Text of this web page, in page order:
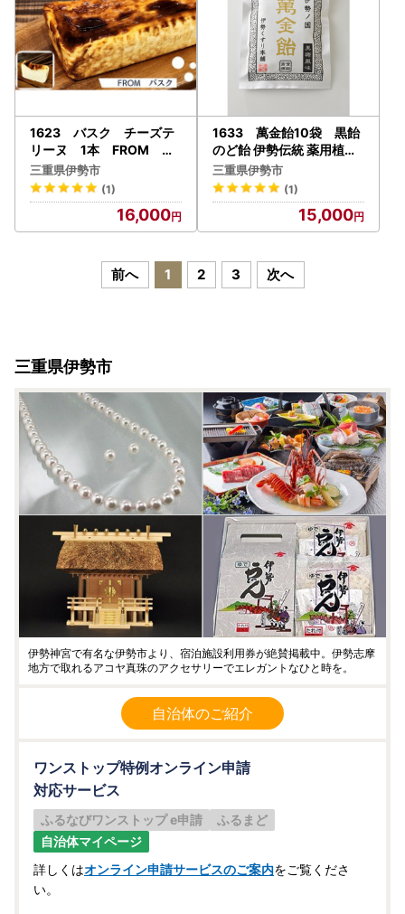
1623 バスク チーズテ
リーヌ 1本 FROM 伊
勢志摩 ふるさと納税 ス
イーツ チーズケーキ デ
ザート 菓子 テリーヌ
濃厚 蜂蜜 はちみつ バ
ニラ 卵 生クリーム バ
三重県伊勢市
(1)
16,000
1633 萬金飴10袋 黒飴
のど飴 伊勢伝統 薬用植物
ギフト 贈り物 冠婚葬祭
三重県伊勢市
(1)
15,000
前へ 1 2 3 次へ
三重県伊勢市
伊勢神宮で有名な伊勢市より、宿泊施設利用券が絶賛掲載中。伊勢志摩
地方で取れるアコヤ真珠のアクセサリーでエレガントなひと時を。
自治体のご紹介
ワンストップ特例オンライン申請
対応サービス
ふるなびワンストップ e申請
ふるまど
自治体マイページ
詳しくはオンライン申請サービスのご案内をご覧くださ
い。